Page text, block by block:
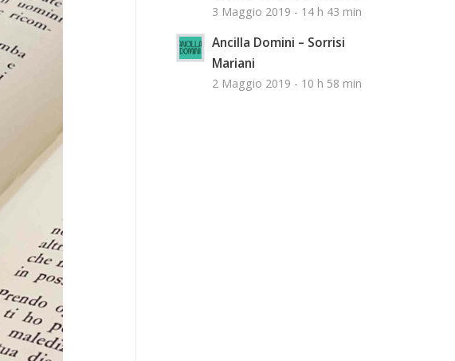
3 Maggio 2019 - 14 h 43 min
Ancilla Domini – Sorrisi
Mariani
2 Maggio 2019 - 10 h 58 min